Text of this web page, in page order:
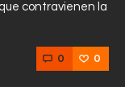
contravienen la
0 0